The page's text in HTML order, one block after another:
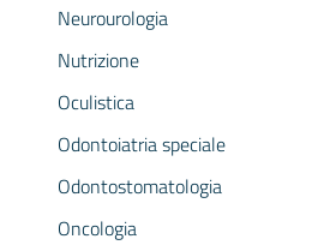
Neurourologia
Nutrizione
Oculistica
Odontoiatria speciale
Odontostomatologia
Oncologia